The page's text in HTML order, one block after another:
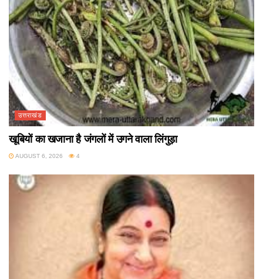
उत्तराखंड
खूबियों का खजाना है जंगलों में उगने वाला लिंगुड़ा
AUGUST 6, 2026 4